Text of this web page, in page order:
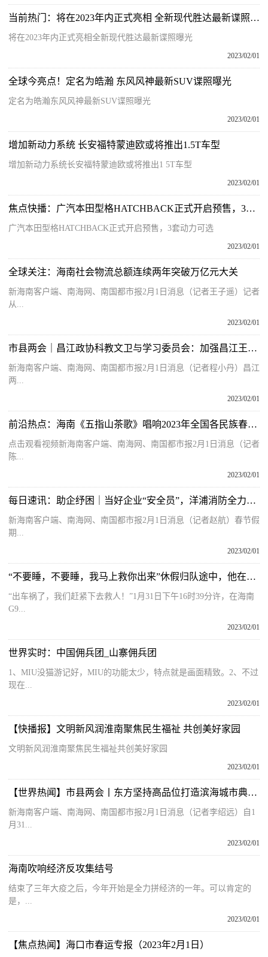
当前热门：将在2023年内正式亮相 全新现代胜达最新谍照曝光
将在2023年内正式亮相全新现代胜达最新谍照曝光
2023/02/01
全球今亮点！定名为皓瀚 东风风神最新SUV谍照曝光
定名为皓瀚东风风神最新SUV谍照曝光
2023/02/01
增加新动力系统 长安福特蒙迪欧或将推出1.5T车型
增加新动力系统长安福特蒙迪欧或将推出1 5T车型
2023/02/01
焦点快播：广汽本田型格HATCHBACK正式开启预售，3套动力可选
广汽本田型格HATCHBACK正式开启预售，3套动力可选
2023/02/01
全球关注：海南社会物流总额连续两年突破万亿元大关
新海南客户端、南海网、南国都市报2月1日消息（记者王子遥）记者
从...
2023/02/01
市县两会｜昌江政协科教文卫与学习委员会：加强昌江王下乡生态文化、考古文化和黎族文化的保护与传承
新海南客户端、南海网、南国都市报2月1日消息（记者程小丹）昌江
两...
2023/02/01
前沿热点：海南《五指山茶歌》唱响2023年全国各民族春晚舞台
点击观看视频新海南客户端、南海网、南国都市报2月1日消息（记者
陈...
2023/02/01
每日速讯：助企纾困｜当好企业“安全员”，洋浦消防全力护航重大项目投产
新海南客户端、南海网、南国都市报2月1日消息（记者赵航）春节假
期...
2023/02/01
“不要睡，不要睡，我马上救你出来”休假归队途中，他在海南高速路上救了5个人！
“出车祸了，我们赶紧下去救人！”1月31日下午16时39分许，在海南
G9...
2023/02/01
世界实时：中国佣兵团_山寨佣兵团
1、MIU没猫游记好，MIU的功能太少，特点就是画面精致。2、不过
现在...
2023/02/01
【快播报】文明新风润淮南聚焦民生福祉 共创美好家园
文明新风润淮南聚焦民生福祉共创美好家园
2023/02/01
【世界热闻】市县两会丨东方坚持高品位打造滨海城市典范 推进滨海型城镇化试点建设
新海南客户端、南海网、南国都市报2月1日消息（记者李绍远）自1
月31...
2023/02/01
海南吹响经济反攻集结号
结束了三年大疫之后，今年开始是全力拼经济的一年。可以肯定的
是，...
2023/02/01
【焦点热闻】海口市春运专报（2023年2月1日）